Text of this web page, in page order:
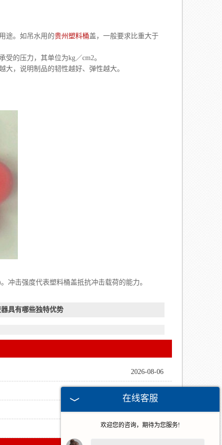
途。如吊水用的贵州塑料桶盖，一般要求比重大于
受的压力，其单位为kg／cm2。
，说明制品的韧性越好、弹性越大。
冲击强度代表塑料桶盖抵抗冲击载荷的能力。
具有哪些独特优势
2026-08-06
2026-05-21
在线客服
欢迎您的咨询，期待为您服务!